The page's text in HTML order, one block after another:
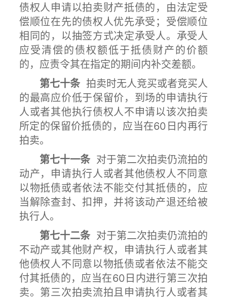
债权人申请以拍卖财产抵债的，由法定受
偿顺位在先的债权人优先承受；受偿顺位
相同的，以抽签方式决定承受人。承受人
应受清偿的债权额低于抵债财产的价额
的，应责令其在指定的期间内补交差额。
第七十条 拍卖时无人竞买或者竞买人
的最高应价低于保留价，到场的申请执行
人或者其他执行债权人不申请以该次拍卖
所定的保留价抵债的，应当在60日内再行
拍卖。
第七十一条 对于第二次拍卖仍流拍的
动产，申请执行人或者其他债权人不同意
以物抵债或者依法不能交付其抵债的，应
当解除查封、扣押，并将该动产退还给被
执行人。
第七十二条 对于第二次拍卖仍流拍的
不动产或其他财产权，申请执行人或者其
他债权人不同意以物抵债或者依法不能交
付其抵债的，应当在60日内进行第三次拍
卖。第三次拍卖流拍且申请执行人或者其